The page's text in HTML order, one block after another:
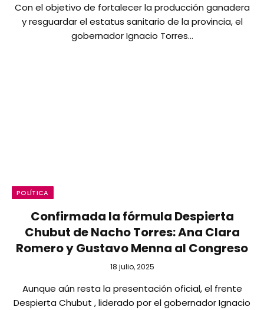
Con el objetivo de fortalecer la producción ganadera
y resguardar el estatus sanitario de la provincia, el
gobernador Ignacio Torres…
POLÍTICA
Confirmada la fórmula Despierta
Chubut de Nacho Torres: Ana Clara
Romero y Gustavo Menna al Congreso
18 julio, 2025
Aunque aún resta la presentación oficial, el frente
Despierta Chubut , liderado por el gobernador Ignacio